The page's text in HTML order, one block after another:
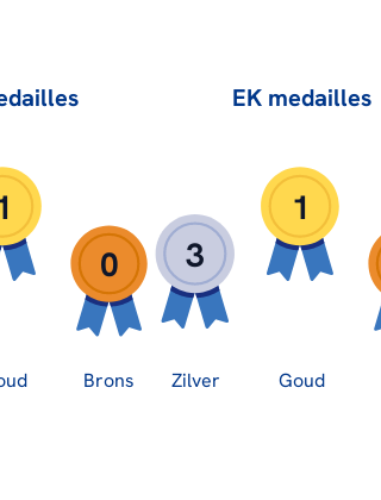
0
Brons
EK medailles
3
1
Zilver Goud